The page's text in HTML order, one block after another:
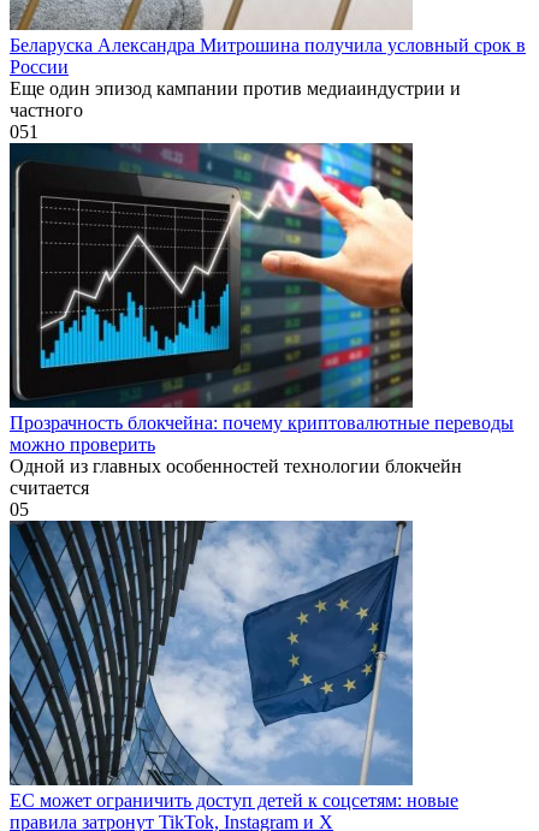
Беларуска Александра Митрошина получила условный срок в
России
Еще один эпизод кампании против медиаиндустрии и
частного
051
Прозрачность блокчейна: почему криптовалютные переводы
можно проверить
Одной из главных особенностей технологии блокчейн
считается
05
ЕС может ограничить доступ детей к соцсетям: новые
правила затронут TikTok, Instagram и X